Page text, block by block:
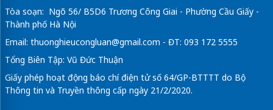
Tòa soạn: Ngõ 56/ B5D6 Trương Công Giai - Phường Cầu Giấy -
Thành phố Hà Nội
Email: thuonghieucongluan@gmail.com - ĐT: 093 172 5555
Tổng Biên Tập: Vũ Đức Thuận
Giấy phép hoạt động báo chí điện tử số 64/GP-BTTTT do Bộ
Thông tin và Truyền thông cấp ngày 21/2/2020.